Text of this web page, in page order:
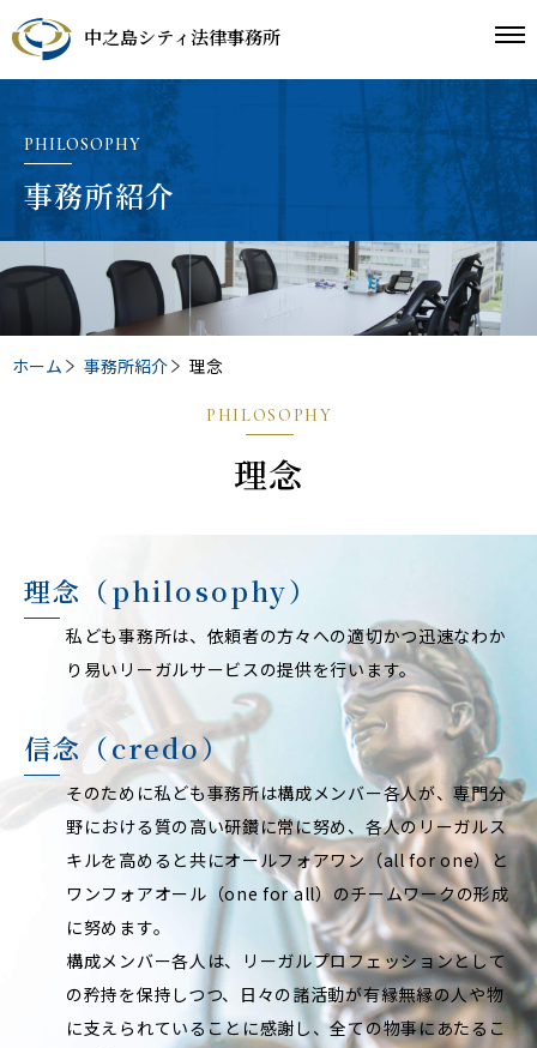
中之島シティ法律事務所
PHILOSOPHY
事務所紹介
ホーム 事務所紹介 理念
PHILOSOPHY
理念
理念（philosophy）
私ども事務所は、依頼者の方々への適切かつ迅速なわか
り易いリーガルサービスの提供を行います。
信念（credo）
そのために私ども事務所は構成メンバー各人が、専門分
野における質の高い研鑽に常に努め、各人のリーガルス
キルを高めると共にオールフォアワン（all for one）と
ワンフォアオール（one for all）のチームワークの形成
に努めます。
構成メンバー各人は、リーガルプロフェッションとして
の矜持を保持しつつ、日々の諸活動が有縁無縁の人や物
に支えられていることに感謝し、全ての物事にあたるこ